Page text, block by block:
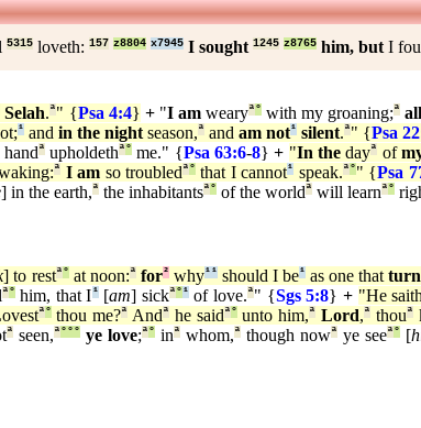
5315 loveth: 157 z8804 x7945 I sought 1245 z8765 him, but I
Selah.ª" {Psa 4:4} + "I amwearyª° with my groaning;ª
¹and in the nightseason,ª and am not¹silent.ª" {Psa
ªupholdethª° me." {Psa 63:6-8} + "In the dayª of
ª I am so troubledª° that I cannot¹ speak.ª°" {Psa
] in the earth,ª the inhabitantsª° of the worldª will learnª°
] to restª°at noon:ª for²why¹¹should I be¹as one that
ª°him, that I¹[am] sickª°¹of love.ª" {Sgs 5:8} + "He saith
ª°thou me?ª Andª he saidª°unto him,ª Lord,ª thouª
ªseen,ª°°° ye love;ª°inªwhom,ªthough nowªye seeª° [